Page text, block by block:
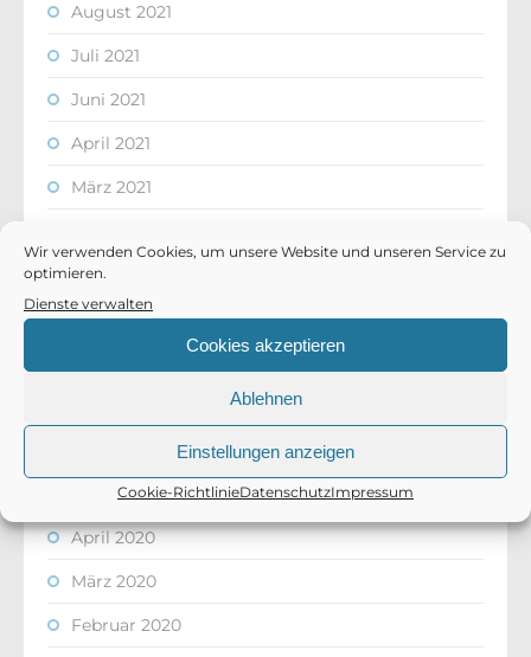
Wir verwenden Cookies, um unsere Website und unseren Service zu
optimieren.
Dienste verwalten
Cookies akzeptieren
Ablehnen
Einstellungen anzeigen
Cookie-RichtlinieDatenschutzImpressum
August 2021
Juli 2021
Juni 2021
April 2021
März 2021
November 2020
Oktober 2020
Mai 2020
April 2020
März 2020
Februar 2020